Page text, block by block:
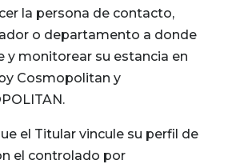
la persona de contacto,
o departamento a donde
y monitorear su estancia en
Cosmopolitan y
el Titular vincule su perfil de
el controlado por